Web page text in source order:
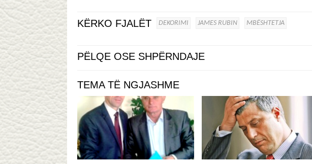
KËRKO FJALËT DEKORIMI JAMES RUBIN MBËSHTETJA
PËLQE OSE SHPËRNDAJE
TEMA TË NGJASHME